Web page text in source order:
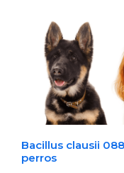
Bacillus clausii
perros